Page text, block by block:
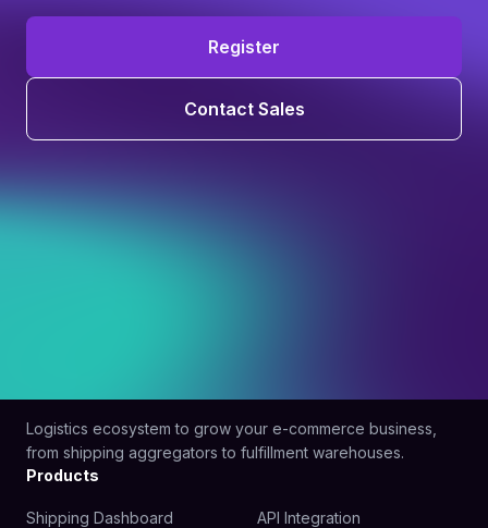
Register
Contact Sales
Logistics ecosystem to grow your e-commerce business,
from shipping aggregators to fulfillment warehouses.
Products
Shipping Dashboard API Integration